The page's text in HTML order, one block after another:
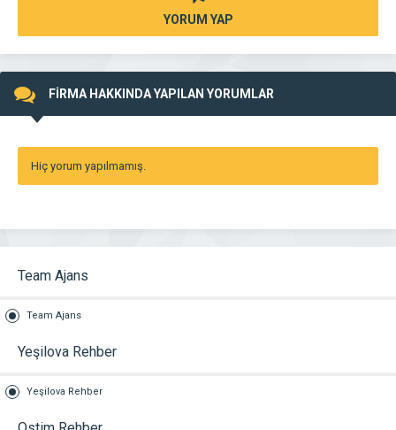
YORUM YAP
FİRMA HAKKINDA YAPILAN YORUMLAR
Hiç yorum yapılmamış.
Team Ajans
Team Ajans
Yeşilova Rehber
Yeşilova Rehber